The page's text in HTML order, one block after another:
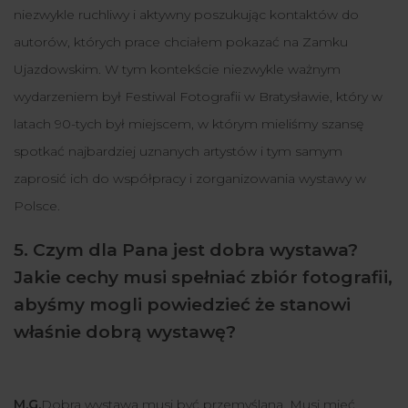
niezwykle ruchliwy i aktywny poszukując kontaktów do
autorów, których prace chciałem pokazać na Zamku
Ujazdowskim. W tym kontekście niezwykle ważnym
wydarzeniem był Festiwal Fotografii w Bratysławie, który w
latach 90-tych był miejscem, w którym mieliśmy szansę
spotkać najbardziej uznanych artystów i tym samym
zaprosić ich do współpracy i zorganizowania wystawy w
Polsce.
5. Czym dla Pana jest dobra wystawa?
Jakie cechy musi spełniać zbiór fotografii,
abyśmy mogli powiedzieć że stanowi
właśnie dobrą wystawę?
M.G.Dobra wystawa musi być przemyślana. Musi mieć